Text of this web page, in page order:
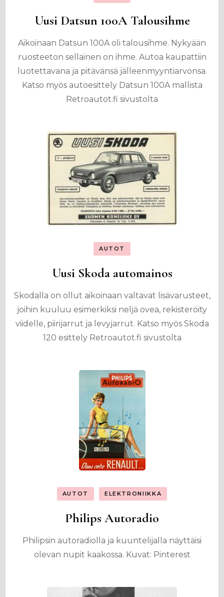
Uusi Datsun 100A Talousihme
Aikoinaan Datsun 100A oli talousihme. Nykyään
ruosteeton sellainen on ihme. Autoa kaupattiin
luotettavana ja pitävänsä jälleenmyyntiarvonsa.
Katso myös autoesittely Datsun 100A mallista
Retroautot.fi sivustolta
AUTOT
Uusi Skoda automainos
Skodalla on ollut aikoinaan valtavat lisävarusteet,
joihin kuuluu esimerkiksi neljä ovea, rekisteröity
viidelle, piirijarrut ja levyjarrut. Katso myös Skoda
120 esittely Retroautot.fi sivustolta
AUTOT ELEKTRONIIKKA
Philips Autoradio
Philipsin autoradiolla ja kuuntelijalla näyttäisi
olevan nupit kaakossa. Kuvat: Pinterest